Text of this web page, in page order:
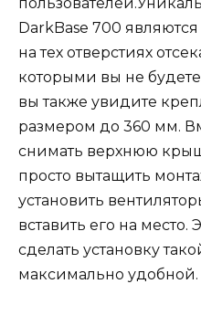
DarkBase 700
на тех отверстиях
которыми вы не
вы также увидите
размером до 360 мм.
снимать верхнюю
просто вытащить
установить
вставить его на место.
сделать установку
максимально удобной.